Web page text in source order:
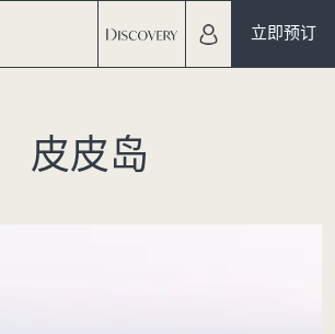
立即预订
皮皮岛